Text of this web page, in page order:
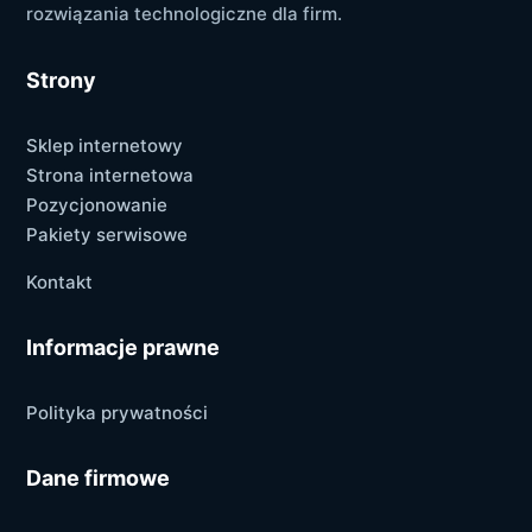
rozwiązania technologiczne dla firm.
Strony
Sklep internetowy
Strona internetowa
Pozycjonowanie
Pakiety serwisowe
Kontakt
Informacje prawne
Polityka prywatności
Dane firmowe